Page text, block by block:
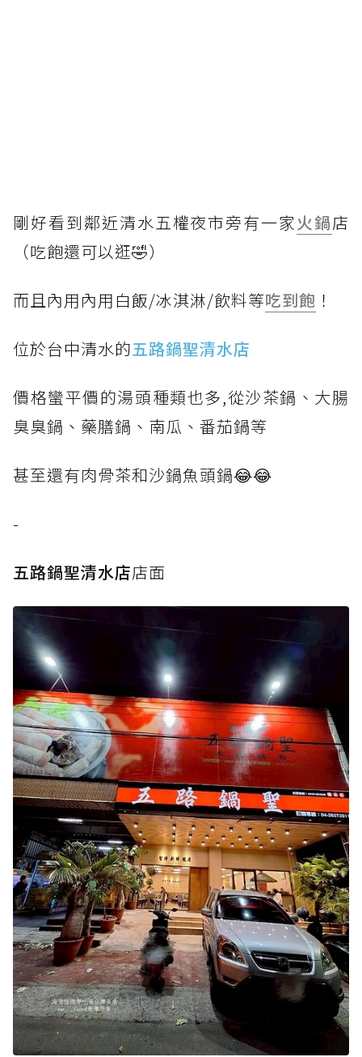
剛好看到鄰近清水五權夜市旁有一家 火鍋店
（吃飽還可以逛🤣）
而且內用內用白飯/冰淇淋/飲料等吃到飽 ！
位於台中清水的五路鍋聖清水店
價格蠻平價的湯頭種類也多,從沙茶鍋、大腸
臭臭鍋、藥膳鍋、南瓜、番茄鍋等
甚至還有肉骨茶和沙鍋魚頭鍋😂😂
-
五路鍋聖清水店店面